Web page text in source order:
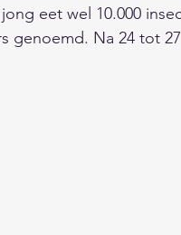
Landen/werelddelen/
eet wel 10.000
genoemd. Na 24 tot